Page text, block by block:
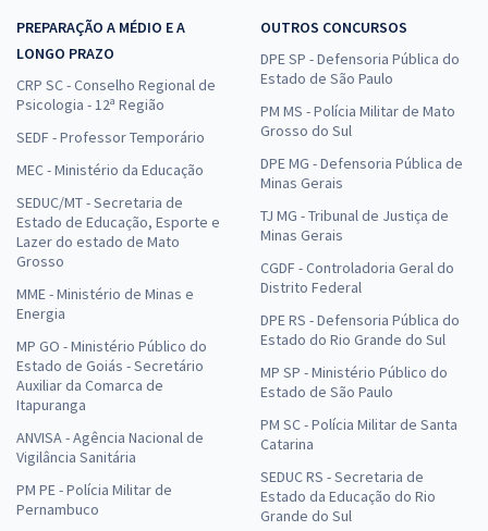
PREPARAÇÃO A MÉDIO E A
LONGO PRAZO
CRP SC - Conselho Regional de
Psicologia - 12ª Região
SEDF - Professor Temporário
MEC - Ministério da Educação
SEDUC/MT - Secretaria de
Estado de Educação, Esporte e
Lazer do estado de Mato
Grosso
MME - Ministério de Minas e
Energia
MP GO - Ministério Público do
Estado de Goiás - Secretário
Auxiliar da Comarca de
Itapuranga
ANVISA - Agência Nacional de
Vigilância Sanitária
PM PE - Polícia Militar de
Pernambuco
OUTROS CONCURSOS
DPE SP - Defensoria Pública do
Estado de São Paulo
PM MS - Polícia Militar de Mato
Grosso do Sul
DPE MG - Defensoria Pública de
Minas Gerais
TJ MG - Tribunal de Justiça de
Minas Gerais
CGDF - Controladoria Geral do
Distrito Federal
DPE RS - Defensoria Pública do
Estado do Rio Grande do Sul
MP SP - Ministério Público do
Estado de São Paulo
PM SC - Polícia Militar de Santa
Catarina
SEDUC RS - Secretaria de
Estado da Educação do Rio
Grande do Sul